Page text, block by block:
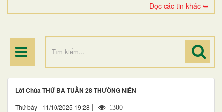
Đọc các tin khác ➥
ĐIỂM HÀNH HƯƠNG
Lời Chúa THỨ BA TUẦN 28 THƯỜNG NIÊN
Thứ bảy - 11/10/2025 19:28 | 1300